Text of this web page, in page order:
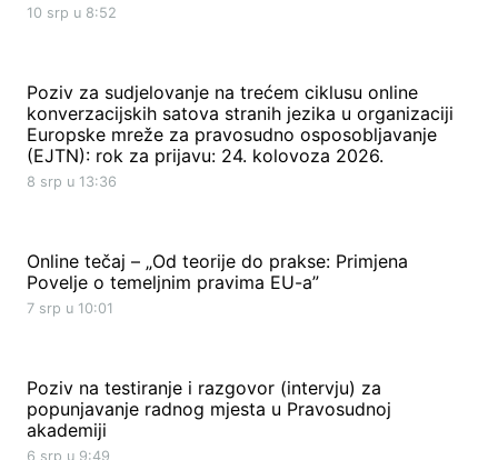
10 srp u 8:52
Poziv za sudjelovanje na trećem ciklusu online
konverzacijskih satova stranih jezika u organizaciji
Europske mreže za pravosudno osposobljavanje
(EJTN): rok za prijavu: 24. kolovoza 2026.
8 srp u 13:36
Online tečaj – „Od teorije do prakse: Primjena
Povelje o temeljnim pravima EU-a”
7 srp u 10:01
Poziv na testiranje i razgovor (intervju) za
popunjavanje radnog mjesta u Pravosudnoj
akademiji
6 srp u 9:49